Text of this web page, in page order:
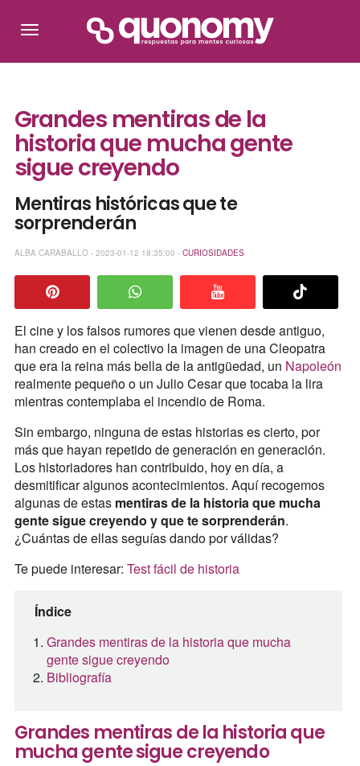
Grandes mentiras de la
historia que mucha gente
sigue creyendo
Mentiras históricas que te
sorprenderán
ALBA CARABALLO - 2023-01-12 18:35:00 - CURIOSIDADES
El cine y los falsos rumores que vienen desde antiguo,
han creado en el colectivo la imagen de una Cleopatra
que era la reina más bella de la antigüedad, un Napoleón
realmente pequeño o un Julio Cesar que tocaba la lira
mientras contemplaba el incendio de Roma.
Sin embargo, ninguna de estas historias es cierto, por
más que hayan repetido de generación en generación.
Los historiadores han contribuido, hoy en día, a
desmitificar algunos acontecimientos. Aquí recogemos
algunas de estas mentiras de la historia que mucha
gente sigue creyendo y que te sorprenderán.
¿Cuántas de ellas seguías dando por válidas?
Te puede interesar: Test fácil de historia
Índice
Grandes mentiras de la historia que mucha
gente sigue creyendo
Bibliografía
Grandes mentiras de la historia que
mucha gente sigue creyendo